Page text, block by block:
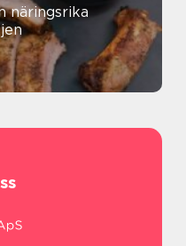
näringsrika